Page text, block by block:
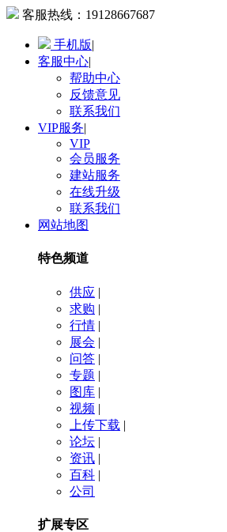
客服热线： 19128667687
手机版|
客服中心|
帮助中心
反馈意见
联系我们
VIP服务|
VIP
会员服务
建站服务
在线升级
联系我们
网站地图
特色频道
供应 |
求购 |
行情 |
展会 |
问答 |
专题 |
图库 |
视频 |
上传下载 |
论坛 |
资讯 |
百科 |
公司
扩展专区